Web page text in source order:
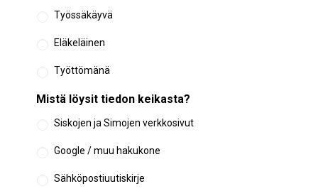
Työssäkäyvä
Eläkeläinen
Työttömänä
Mistä löysit tiedon keikasta?
Siskojen ja Simojen verkkosivut
Google / muu hakukone
Sähköpostiuutiskirje